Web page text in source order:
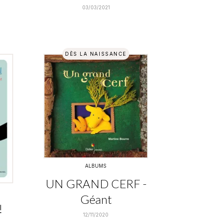
03/03/2021
DÈS LA NAISSANCE
ALBUMS
UN GRAND CERF -
Géant
12/11/2020